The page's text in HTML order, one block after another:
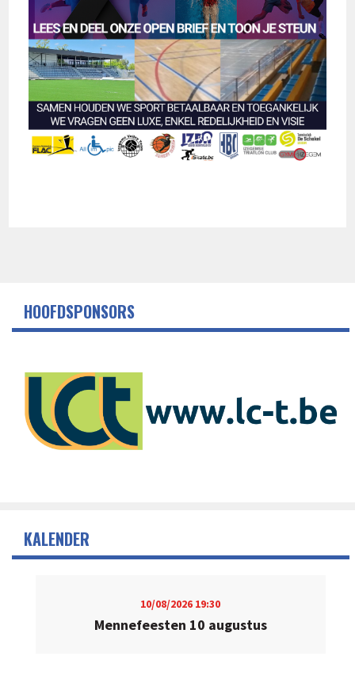
HOOFDSPONSORS
KALENDER
10/08/2026 19:30
Mennefeesten 10 augustus